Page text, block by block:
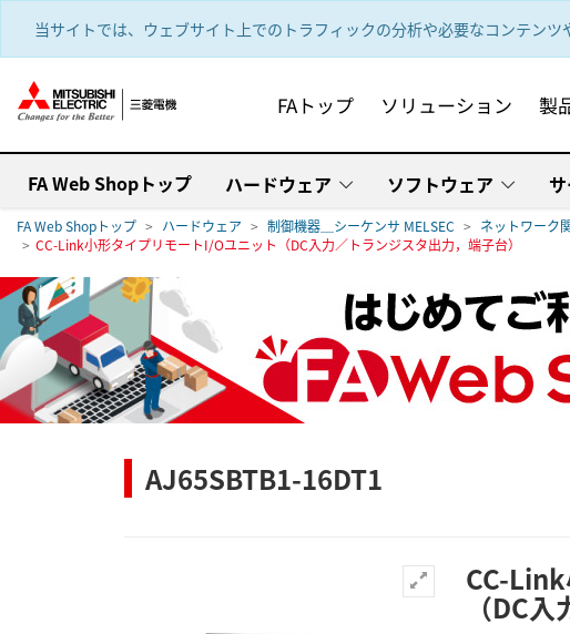
当サイトでは、ウェブサイト上でのトラフィックの分析や必要なコンテン
FAトップ ソリューション 製
FA Web Shopトップ ハードウェア ソフトウェア
FA Web Shopトップ ハードウェア 制御機器＿シーケンサ MELSEC ネットワーク
CC-Link小形タイプリモートI/Oユニット（DC入力／トランジスタ出力，端子台）
AJ65SBTB1-16DT1
CC-
（DC